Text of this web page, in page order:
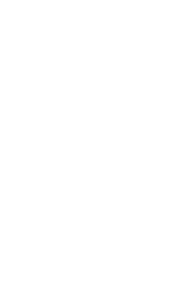
Con el
contenedor
la sustancia
de su recepción
organización
Tras gestiones
cargamento de
de dos